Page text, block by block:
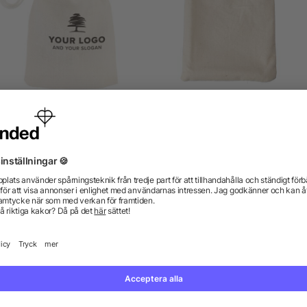
Kluriga spel
från 9,77 kr
Vi har svaren.